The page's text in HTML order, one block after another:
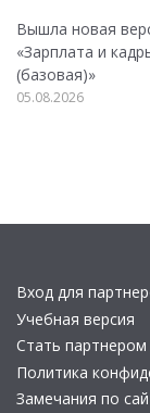
Вышла новая
«Зарплата и
(базовая)»
05.08.2026
Вход для
Учебная версия
Стать партнером
Политика
Замечания по